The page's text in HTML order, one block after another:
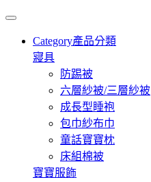
Category產品分類
寢具
防踢被
六層紗被/三層紗被
成長型睡袍
包巾紗布巾
童話寶寶枕
床組棉被
寶寶服飾